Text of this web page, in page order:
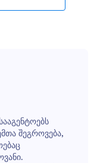
შეგროვება,